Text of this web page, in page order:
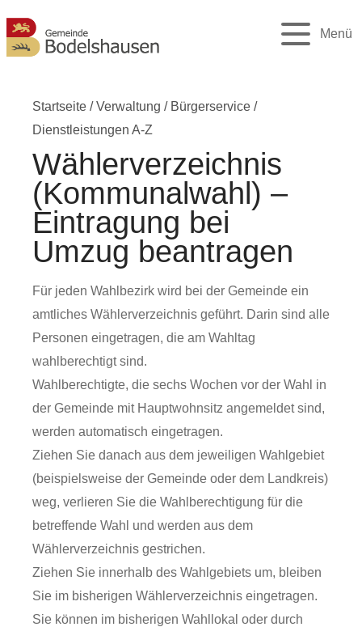
Menü
Startseite /Verwaltung / Bürgerservice /
Dienstleistungen A-Z
Wählerverzeichnis
(Kommunalwahl) –
Eintragung bei
Umzug beantragen
Für jeden Wahlbezirk wird bei der Gemeinde ein
amtliches Wählerverzeichnis geführt. Darin sind alle
Personen eingetragen, die am Wahltag
wahlberechtigt sind.
Wahlberechtigte, die sechs Wochen vor der Wahl in
der Gemeinde mit Hauptwohnsitz angemeldet sind,
werden automatisch eingetragen.
Ziehen Sie danach aus dem jeweiligen Wahlgebiet
(beispielsweise der Gemeinde oder dem Landkreis)
weg, verlieren Sie die Wahlberechtigung für die
betreffende Wahl und werden aus dem
Wählerverzeichnis gestrichen.
Ziehen Sie innerhalb des Wahlgebiets um, bleiben
Sie im bisherigen Wählerverzeichnis eingetragen.
Sie können im bisherigen Wahllokal oder durch